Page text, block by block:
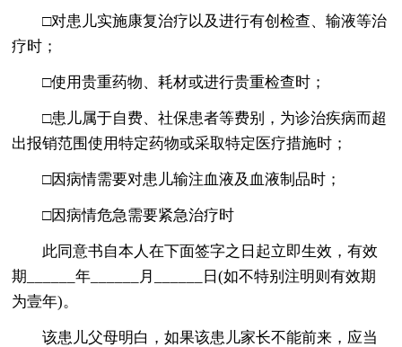
□对患儿实施康复治疗以及进行有创检查、输液等治
疗时；
□使用贵重药物、耗材或进行贵重检查时；
□患儿属于自费、社保患者等费别，为诊治疾病而超
出报销范围使用特定药物或采取特定医疗措施时；
□因病情需要对患儿输注血液及血液制品时；
□因病情危急需要紧急治疗时
此同意书自本人在下面签字之日起立即生效，有效
期______年______月______日(如不特别注明则有效期
为壹年)。
该患儿父母明白，如果该患儿家长不能前来，应当